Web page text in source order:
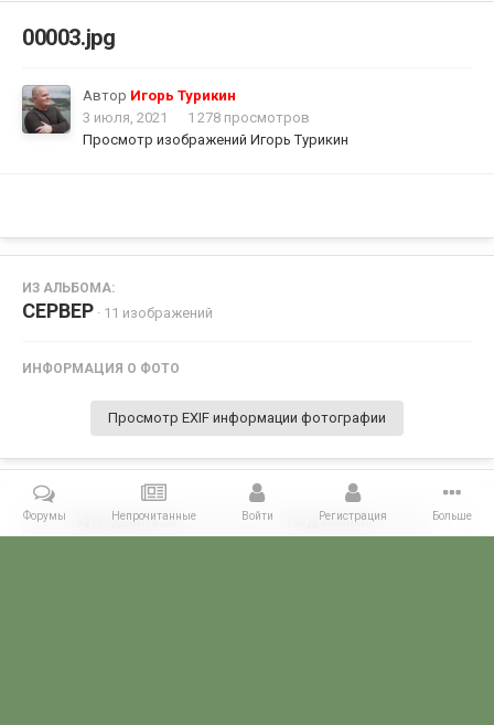
00003.jpg
Автор Игорь Турикин
3 июля, 2021
1 278 просмотров
Просмотр изображений Игорь Турикин
ИЗ АЛЬБОМА:
СЕРВЕР · 11 изображений
ИНФОРМАЦИЯ О ФОТО
Просмотр EXIF информации фотографии
Поделиться Подписчики 1
Форумы Непрочитанные Войти Регистрация Больше